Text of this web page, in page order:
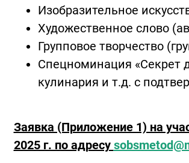
Изобразительное
Художественное слово
Групповое творчество
Спецноминация «Секрет
кулинария и т.д. с
Заявка (Приложение 1) на
2025 г. по адресу